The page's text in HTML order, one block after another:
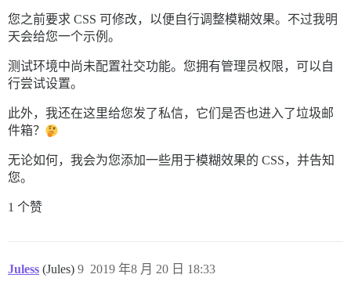
您之前要求 CSS 可修改，以便自行调整模糊效果。不过我明
天会给您一个示例。
测试环境中尚未配置社交功能。您拥有管理员权限，可以自
行尝试设置。
此外，我还在这里给您发了私信，它们是否也进入了垃圾邮
件箱？
无论如何，我会为您添加一些用于模糊效果的 CSS，并告知
您。
1 个赞
Juless (Jules) 2019 年8 月 20 日 18:33
9